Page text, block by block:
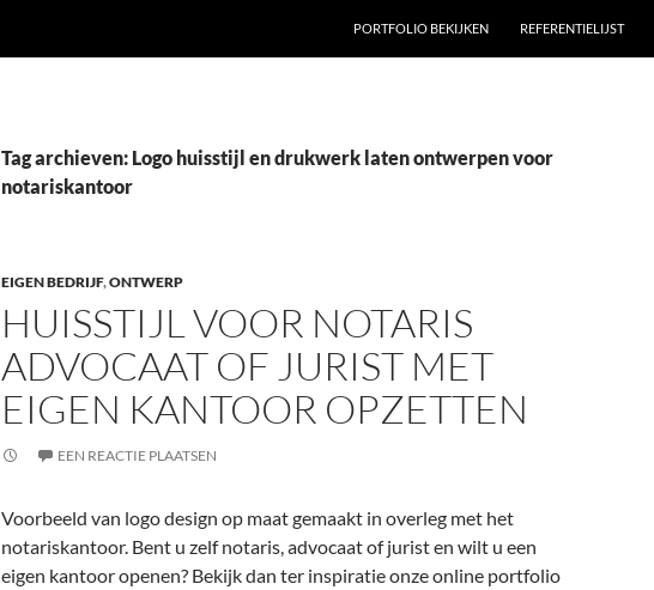
PORTFOLIO BEKIJKEN
REFERENTIELIJST
Tag archieven: Logo huisstijl en drukwerk laten ontwerpen voor
notariskantoor
EIGEN BEDRIJF,ONTWERP
HUISSTIJL VOOR NOTARIS
ADVOCAAT OF JURIST MET
EIGEN KANTOOR OPZETTEN
EEN REACTIE PLAATSEN
Voorbeeld van logo design op maat gemaakt in overleg met het
notariskantoor. Bent u zelf notaris, advocaat of jurist en wilt u een
eigen kantoor openen? Bekijk dan ter inspiratie onze online portfolio